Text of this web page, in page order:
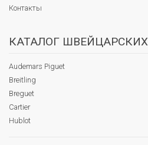
Контакты
КАТАЛОГ
Audemars Piguet
Breitling
Breguet
Cartier
Hublot